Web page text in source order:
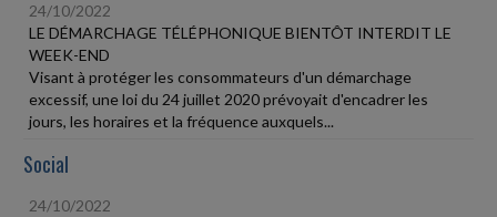
24/10/2022
LE DÉMARCHAGE TÉLÉPHONIQUE BIENTÔT INTERDIT LE
WEEK-END
Visant à protéger les consommateurs d'un démarchage
excessif, une loi du 24 juillet 2020 prévoyait d'encadrer les
jours, les horaires et la fréquence auxquels...
Social
24/10/2022